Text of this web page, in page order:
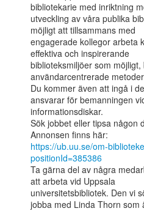
bibliotekarie med inriktning
utveckling av våra publika
möjligt att tillsammans med
engagerade kollegor arbeta
effektiva och inspirerande
biblioteksmiljöer som
användarcentrerade
Du kommer även att ingå i
ansvarar för bemanningen
informationsdiskar.
Sök jobbet eller tipsa någon
https://ub.uu.se/om-
positionId=385386
Ta gärna del av några
att arbeta vid Uppsala
universitetsbibliotek. Den vi
jobba med Linda Thorn som